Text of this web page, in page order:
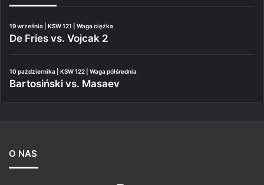
19 września | KSW 121 | Waga ciężka
De Fries vs. Vojcak 2
10 października | KSW 122 | Waga półśrednia
Bartosiński vs. Masaev
O NAS